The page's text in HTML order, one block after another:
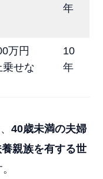
年
万円
乗せな
10
年
40歳未満の夫婦
親族を有する世